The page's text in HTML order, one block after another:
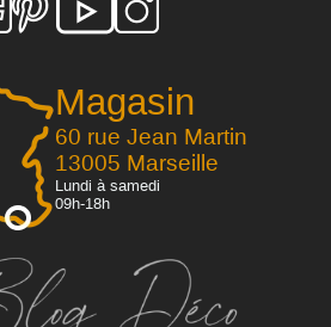
Magasin
60 rue Jean Martin
13005 Marseille
Lundi à samedi
09h-18h